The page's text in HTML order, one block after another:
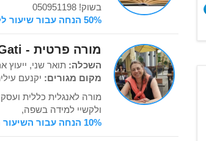
בשוק! 050951198
50% הנחה עבור שיעור לקבוצה
מורה פרטית - Roni Gati
השכלה: תואר שני, ייעוץ
מקום מגורים: יקנעם
מורה לאנגלית כללית
ולקשיי למידה בשפה,
10% הנחה עבור השיעור הראשון